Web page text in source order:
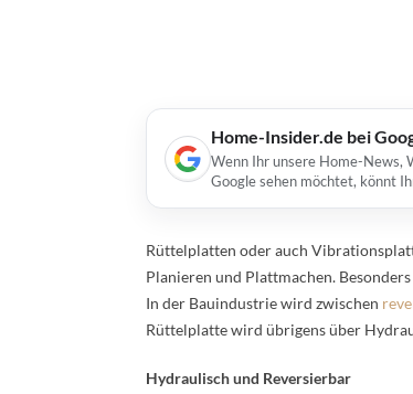
Home-Insider.de bei
Wenn Ihr unsere Home-News,
Google sehen möchtet, könnt
Rüttelplatten oder auch
Planieren und Plattmachen.
In der Bauindustrie wird zwischen
Rüttelplatte wird übrigens über
Hydraulisch und Reversierbar